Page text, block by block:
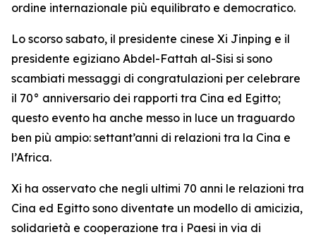
ordine internazionale più equilibrato e democratico.
Lo scorso sabato, il presidente cinese Xi Jinping e il
presidente egiziano Abdel-Fattah al-Sisi si sono
scambiati messaggi di congratulazioni per celebrare
il 70° anniversario dei rapporti tra Cina ed Egitto;
questo evento ha anche messo in luce un traguardo
ben più ampio: settant’anni di relazioni tra la Cina e
l’Africa.
Xi ha osservato che negli ultimi 70 anni le relazioni tra
Cina ed Egitto sono diventate un modello di amicizia,
solidarietà e cooperazione tra i Paesi in via di